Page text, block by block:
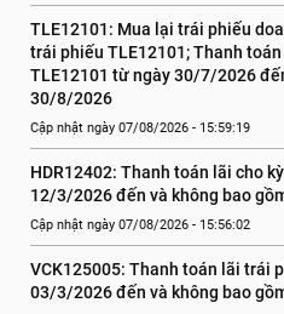
TLE12101: Mua lại trái phiếu
trái phiếu TLE12101; Thanh
TLE12101 từ ngày 30/7/2026
30/8/2026
Cập nhật ngày 07/08/2026 - 15:59:19
HDR12402: Thanh toán lãi cho
12/3/2026 đến và không bao
Cập nhật ngày 07/08/2026 - 15:56:02
VCK125005: Thanh toán lãi trái
03/3/2026 đến và không bao